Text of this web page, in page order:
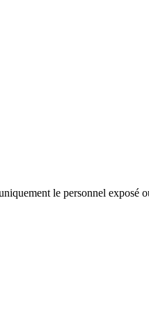
le personnel exposé